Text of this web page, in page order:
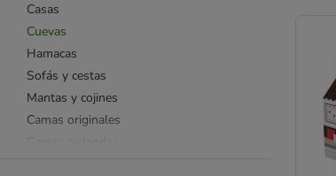
Casas
Cuevas
Hamacas
Sofás y cestas
Mantas y cojines
Camas originales